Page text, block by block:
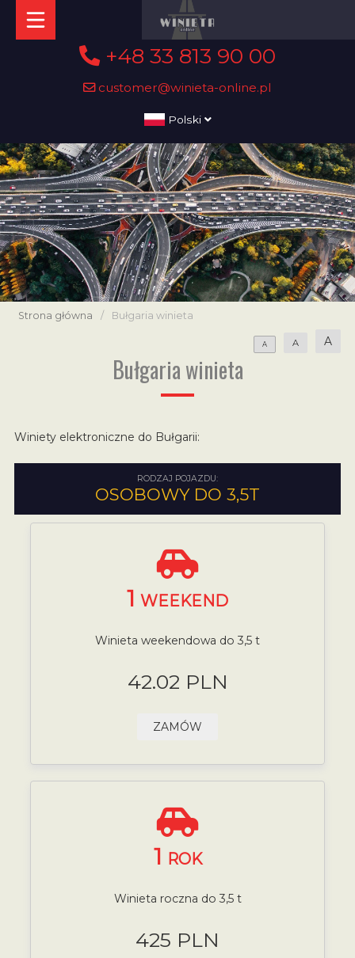
+48 33 813 90 00
customer@winieta-online.pl
Polski
Strona główna / Bułgaria winieta
A A A
Bułgaria winieta
Winiety elektroniczne do Bułgarii:
RODZAJ POJAZDU:
OSOBOWY DO 3,5T
1 WEEKEND
Winieta weekendowa do 3,5 t
42.02 PLN
ZAMÓW
1 ROK
Winieta roczna do 3,5 t
425 PLN